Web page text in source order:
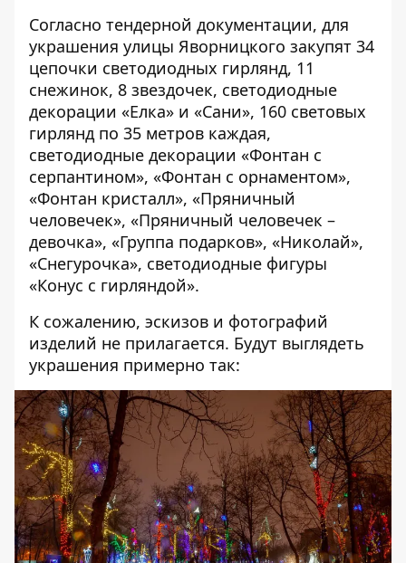
Согласно тендерной документации, для
украшения улицы Яворницкого закупят 34
цепочки светодиодных гирлянд, 11
снежинок, 8 звездочек, светодиодные
декорации «Елка» и «Сани», 160 световых
гирлянд по 35 метров каждая,
светодиодные декорации «Фонтан с
серпантином», «Фонтан с орнаментом»,
«Фонтан кристалл», «Пряничный
человечек», «Пряничный человечек –
девочка», «Группа подарков», «Николай»,
«Снегурочка», светодиодные фигуры
«Конус с гирляндой».
К сожалению, эскизов и фотографий
изделий не прилагается. Будут выглядеть
украшения примерно так: